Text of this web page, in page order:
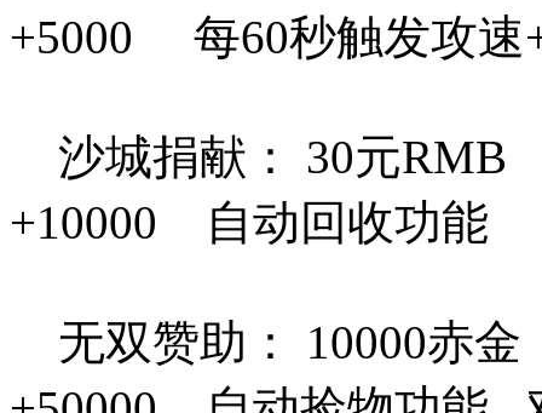
+5000 每60秒触发攻速
沙城捐献： 30元
+10000 自动回收功能
无双赞助： 10000赤